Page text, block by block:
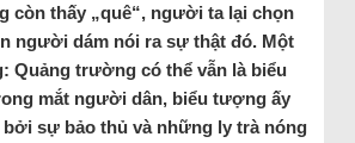
còn thấy „quê“, người ta lại chọn
người dám nói ra sự thật đó. Một
Quảng trường có thể vẫn là biểu
mắt người dân, biểu tượng ấy
bởi sự bảo thủ và những ly trà nóng